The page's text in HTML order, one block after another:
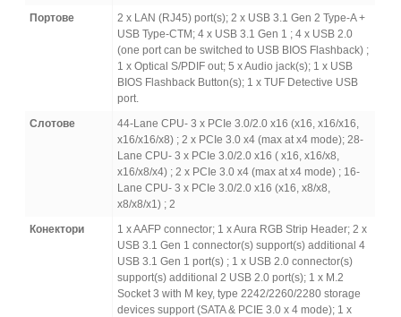
Портове
2 x LAN (RJ45) port(s); 2 x USB 3.1 Gen 2 Type-A +
USB Type-CTM; 4 x USB 3.1 Gen 1 ; 4 x USB 2.0
(one port can be switched to USB BIOS Flashback) ;
1 x Optical S/PDIF out; 5 x Audio jack(s); 1 x USB
BIOS Flashback Button(s); 1 x TUF Detective USB
port.
Слотове
44-Lane CPU- 3 x PCIe 3.0/2.0 x16 (x16, x16/x16,
x16/x16/x8) ; 2 x PCIe 3.0 x4 (max at x4 mode); 28-
Lane CPU- 3 x PCIe 3.0/2.0 x16 ( x16, x16/x8,
x16/x8/x4) ; 2 x PCIe 3.0 x4 (max at x4 mode) ; 16-
Lane CPU- 3 x PCIe 3.0/2.0 x16 (x16, x8/x8,
x8/x8/x1) ; 2
Конектори
1 x AAFP connector; 1 x Aura RGB Strip Header; 2 x
USB 3.1 Gen 1 connector(s) support(s) additional 4
USB 3.1 Gen 1 port(s) ; 1 x USB 2.0 connector(s)
support(s) additional 2 USB 2.0 port(s); 1 x M.2
Socket 3 with M key, type 2242/2260/2280 storage
devices support (SATA & PCIE 3.0 x 4 mode); 1 x